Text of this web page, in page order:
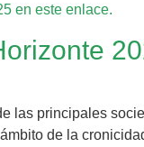
en este enlace.
las principales
de la